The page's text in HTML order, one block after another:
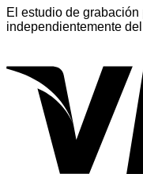
El estudio de
independientemente